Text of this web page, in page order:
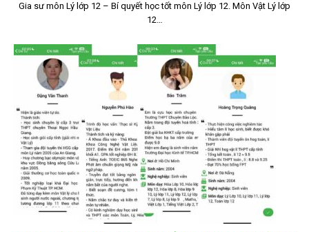
Gia sư môn Lý lớp 12 – Bí quyết học tốt môn Lý lớp 12. Môn Vật Lý lớp
12…